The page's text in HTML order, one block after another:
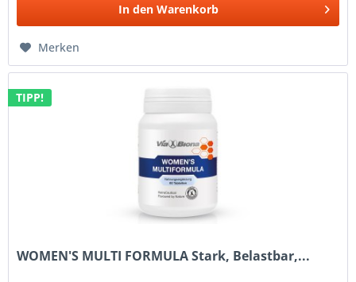
In den Warenkorb
Merken
TIPP!
WOMEN'S MULTI FORMULA Stark, Belastbar,...